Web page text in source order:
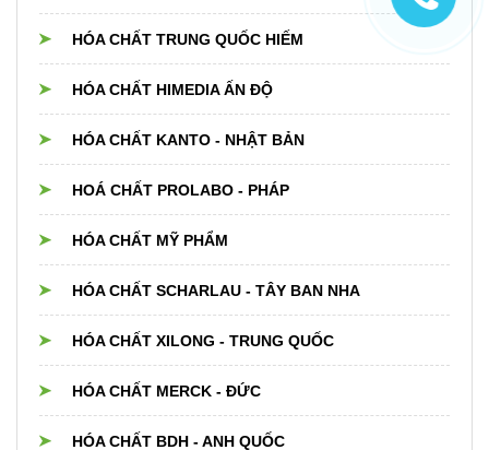
HÓA CHẤT TRUNG QUỐC HIẾM
HÓA CHẤT HIMEDIA ẤN ĐỘ
HÓA CHẤT KANTO - NHẬT BẢN
HOÁ CHẤT PROLABO - PHÁP
HÓA CHẤT MỸ PHẨM
HÓA CHẤT SCHARLAU - TÂY BAN NHA
HÓA CHẤT XILONG - TRUNG QUỐC
HÓA CHẤT MERCK - ĐỨC
HÓA CHẤT BDH - ANH QUỐC